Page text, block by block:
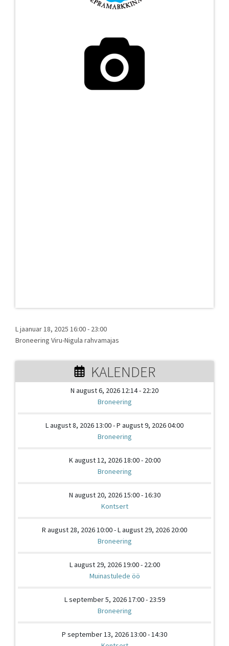
L jaanuar 18, 2025 16:00- 23:00
Broneering Viru-Nigula rahvamajas
KALENDER
N august 6, 2026 12:14 - 22:20
Broneering
L august 8, 2026 13:00 - P august 9, 2026 04:00
Broneering
K august 12, 2026 18:00 - 20:00
Broneering
N august 20, 2026 15:00 - 16:30
Kontsert
R august 28, 2026 10:00 - L august 29, 2026 20:00
Broneering
L august 29, 2026 19:00 - 22:00
Muinastulede öö
L september 5, 2026 17:00 - 23:59
Broneering
P september 13, 2026 13:00 - 14:30